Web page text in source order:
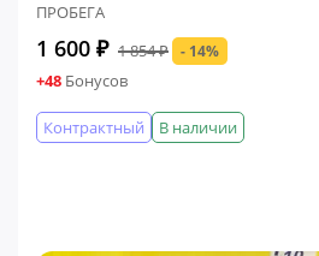
ПРОБЕГА
1 600 ₽ 1 854 ₽ - 14%
+48 Бонусов
В наличии
Контрактный